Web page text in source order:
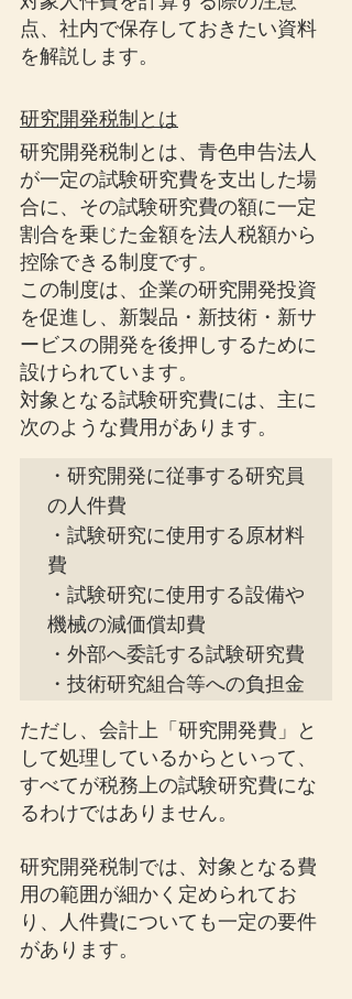
点、社内で保存しておきたい資料
を解説します。
研究開発税制とは
研究開発税制とは、青色申告法人
が一定の試験研究費を支出した場
合に、その試験研究費の額に一定
割合を乗じた金額を法人税額から
控除できる制度です。
この制度は、企業の研究開発投資
を促進し、新製品・新技術・新サ
ービスの開発を後押しするために
設けられています。
対象となる試験研究費には、主に
次のような費用があります。
・研究開発に従事する研究員
の人件費
・試験研究に使用する原材料
費
・試験研究に使用する設備や
機械の減価償却費
・外部へ委託する試験研究費
・技術研究組合等への負担金
ただし、会計上「研究開発費」と
して処理しているからといって、
すべてが税務上の試験研究費にな
るわけではありません。
研究開発税制では、対象となる費
用の範囲が細かく定められてお
り、人件費についても一定の要件
があります。